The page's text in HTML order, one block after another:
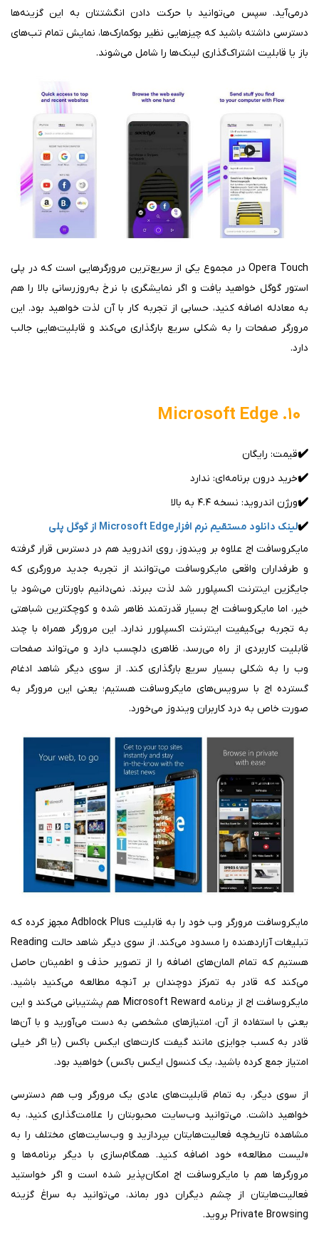
درمی‌آید. سپس می‌توانید با حرکت دادن انگشتتان به این گزینه‌ها
دسترسی داشته باشید که چیزهایی نظیر بوکمارک‌ها، نمایش تمام تب‌های
باز یا قابلیت اشتراک‌گذاری لینک‌ها را شامل می‌شوند.
Opera Touch در مجموع یکی از سریع‌ترین مرورگرهایی است که در پلی
استور گوگل خواهید یافت و اگر نمایشگری با نرخ به‌روزرسانی بالا را هم
به معادله اضافه کنید، حسابی از تجربه کار با آن لذت خواهید بود. این
مرورگر صفحات را به شکلی سریع بارگذاری می‌کند و قابلیت‌هایی جالب
دارد.
۱۰. Microsoft Edge
✔️قیمت: رایگان
✔️خرید درون برنامه‌ای: ندارد
✔️ورژن اندروید: نسخه ۴.۴ به بالا
✔️لینک دانلود مستقیم نرم افزار Microsoft Edge از گوگل پلی
مایکروسافت اج علاوه بر ویندوز، روی اندروید هم در دسترس قرار گرفته
و طرفداران واقعی مایکروسافت می‌توانند از تجربه جدید مرورگری که
جایگزین اینترنت اکسپلورر شد لذت ببرند. نمی‌دانیم باورتان می‌شود یا
خیر، اما مایکروسافت اج بسیار قدرتمند ظاهر شده و کوچکترین شباهتی
به تجربه بی‌کیفیت اینترنت اکسپلورر ندارد. این مرورگر همراه با چند
قابلیت کاربردی از راه می‌رسد، ظاهری دلچسب دارد و می‌تواند صفحات
وب را به شکلی بسیار سریع بارگذاری کند. از سوی دیگر شاهد ادغام
گسترده اج با سرویس‌های مایکروسافت هستیم؛ یعنی این مرورگر به
صورت خاص به درد کاربران ویندوز می‌خورد.
مایکروسافت مرورگر وب خود را به قابلیت Adblock Plus مجهز کرده که
تبلیغات آزاردهنده را مسدود می‌کند. از سوی دیگر شاهد حالت Reading
هستیم که تمام المان‌های اضافه را از تصویر حذف و اطمینان حاصل
می‌کند که قادر به تمرکز دوچندان بر آنچه مطالعه می‌کنید باشید.
مایکروسافت اج از برنامه Microsoft Reward هم پشتیبانی می‌کند و این
یعنی با استفاده از آن، امتیازهای مشخصی به دست می‌آورید و با آن‌ها
قادر به کسب جوایزی مانند گیفت کارت‌های ایکس باکس (یا اگر خیلی
امتیاز جمع کرده باشید، یک کنسول ایکس باکس) خواهید بود.
از سوی دیگر، به تمام قابلیت‌های عادی یک مرورگر وب هم دسترسی
خواهید داشت. می‌توانید وب‌سایت محبوبتان را علامت‌گذاری کنید، به
مشاهده تاریخچه فعالیت‌هایتان بپردازید و وب‌سایت‌های مختلف را به
«لیست مطالعه» خود اضافه کنید. همگام‌سازی با دیگر برنامه‌ها و
مرورگرها هم با مایکروسافت اج امکان‌پذیر شده است و اگر خواستید
فعالیت‌هایتان از چشم دیگران دور بماند، می‌توانید به سراغ گزینه
Private Browsing بروید.